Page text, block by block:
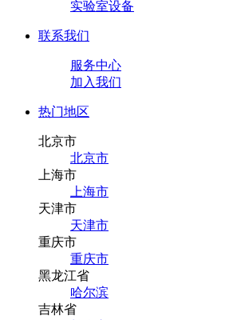
实验室设备
联系我们
服务中心
加入我们
热门地区
北京市
北京市
上海市
上海市
天津市
天津市
重庆市
重庆市
黑龙江省
哈尔滨
吉林省